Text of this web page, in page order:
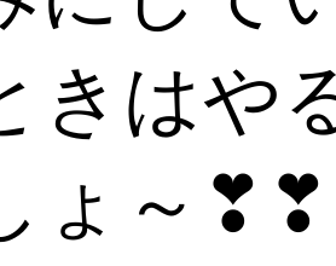
きはや
ょ～